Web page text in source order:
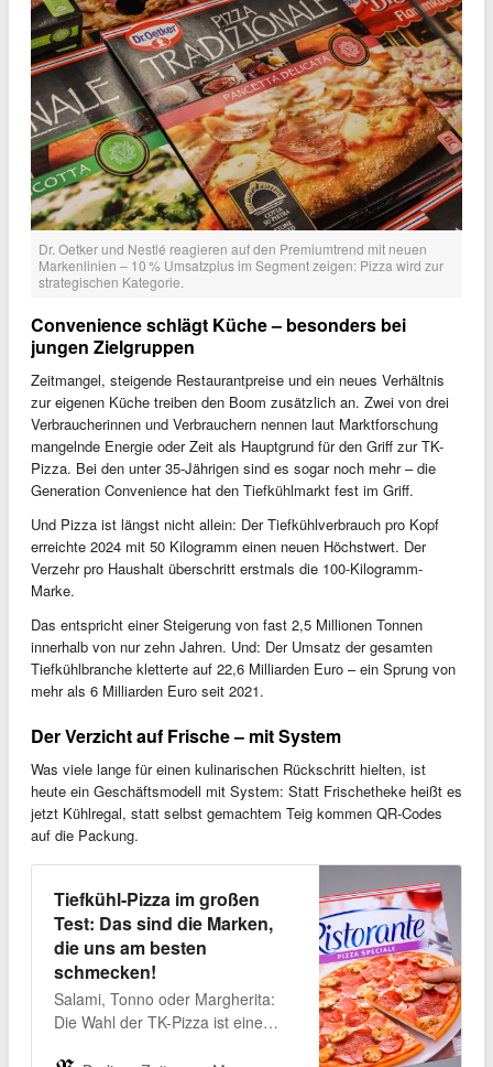
Dr. Oetker und Nestlé reagieren auf den Premiumtrend mit neuen
Markenlinien – 10 % Umsatzplus im Segment zeigen: Pizza wird zur
strategischen Kategorie.
Convenience schlägt Küche – besonders bei
jungen Zielgruppen
Zeitmangel, steigende Restaurantpreise und ein neues Verhältnis
zur eigenen Küche treiben den Boom zusätzlich an. Zwei von drei
Verbraucherinnen und Verbrauchern nennen laut Marktforschung
mangelnde Energie oder Zeit als Hauptgrund für den Griff zur TK-
Pizza. Bei den unter 35-Jährigen sind es sogar noch mehr – die
Generation Convenience hat den Tiefkühlmarkt fest im Griff.
Und Pizza ist längst nicht allein: Der Tiefkühlverbrauch pro Kopf
erreichte 2024 mit 50 Kilogramm einen neuen Höchstwert. Der
Verzehr pro Haushalt überschritt erstmals die 100-Kilogramm-
Marke.
Das entspricht einer Steigerung von fast 2,5 Millionen Tonnen
innerhalb von nur zehn Jahren. Und: Der Umsatz der gesamten
Tiefkühlbranche kletterte auf 22,6 Milliarden Euro – ein Sprung von
mehr als 6 Milliarden Euro seit 2021.
Der Verzicht auf Frische – mit System
Was viele lange für einen kulinarischen Rückschritt hielten, ist
heute ein Geschäftsmodell mit System: Statt Frischetheke heißt es
jetzt Kühlregal, statt selbst gemachtem Teig kommen QR-Codes
auf die Packung.
Tiefkühl-Pizza im großen
Test: Das sind die Marken,
die uns am besten
schmecken!
Salami, Tonno oder Margherita:
Die Wahl der TK-Pizza ist eine